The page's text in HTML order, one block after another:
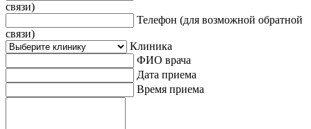
связи)
Телефон (для возможной обратной
связи)
Клиника
ФИО врача
Дата приема
Время приема